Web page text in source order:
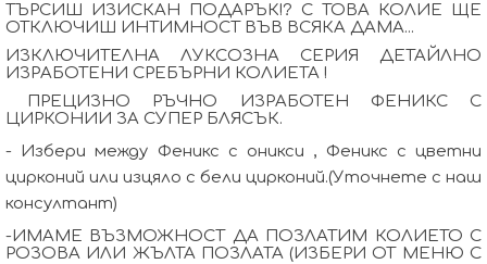
ТЪРСИШ ИЗИСКАН ПОДАРЪК!? С ТОВА КОЛИЕ ЩЕ
ОТКЛЮЧИШ ИНТИМНОСТ ВЪВ ВСЯКА ДАМА...
ИЗКЛЮЧИТЕЛНА ЛУКСОЗНА СЕРИЯ ДЕТАЙЛНО
ИЗРАБОТЕНИ СРЕБЪРНИ КОЛИЕТА !
ПРЕЦИЗНО РЪЧНО ИЗРАБОТЕН ФЕНИКС С
ЦИРКОНИИ ЗА СУПЕР БЛЯСЪК.
- Избери между Феникс с оникси , Феникс с цветни
цирконий или изцяло с бели цирконий.(Уточнете с наш
консултант)
-ИМАМЕ ВЪЗМОЖНОСТ ДА ПОЗЛАТИМ КОЛИЕТО С
РОЗОВА ИЛИ ЖЪЛТА ПОЗЛАТА (ИЗБЕРИ ОТ МЕНЮ С